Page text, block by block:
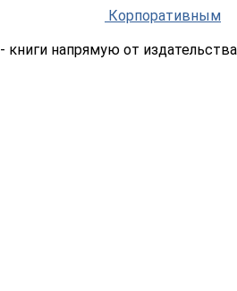
Корпоративным
- книги напрямую от издательства